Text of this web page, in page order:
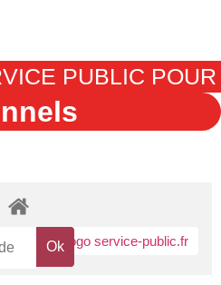
PUBLIC POUR